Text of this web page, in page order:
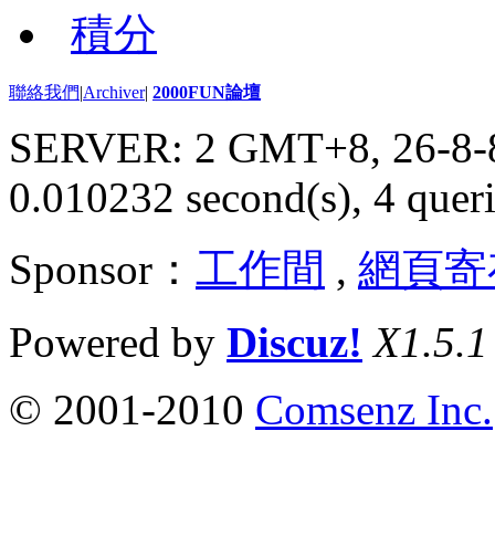
積分
聯絡我們|Archiver| 2000FUN論壇
SERVER: 2 GMT+8, 26-
0.010232 second(s), 4
Sponsor： 工作間 , 網頁
Powered by Discuz! X1.5.1
© 2001-2010 Comsenz Inc.